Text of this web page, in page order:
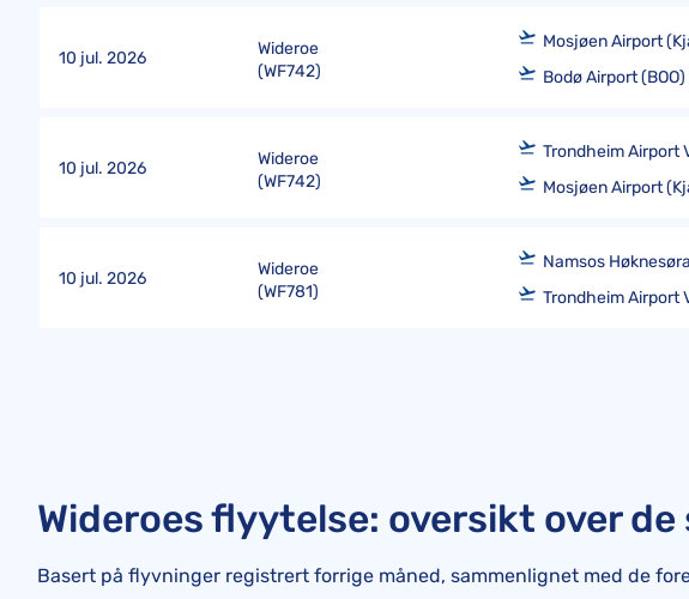
10 jul. 2026
Wideroe
(WF742)
Mosjøen Airport
Bodø Airport (BOO)
10 jul. 2026
Wideroe
(WF742)
Trondheim Airport
Mosjøen Airport
10 jul. 2026
Wideroe
(WF781)
Namsos
Trondheim Airport
Wideroes flyytelse: oversikt over
Basert på flyvninger registrert forrige måned, sammenlignet med de